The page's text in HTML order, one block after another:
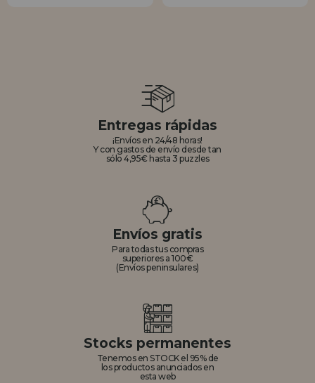
Entregas rápidas
¡Envíos en 24/48 horas!
Y con gastos de envío desde tan
sólo 4,95€ hasta 3 puzzles
Envíos gratis
Para todas tus compras
superiores a 100€
(Envíos peninsulares)
Stocks permanentes
Tenemos en STOCK el 95% de
los productos anunciados en
esta web